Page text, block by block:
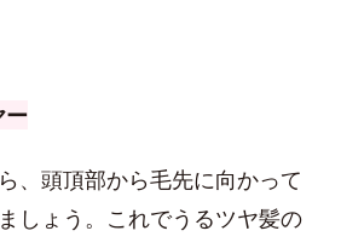
、頭頂部から毛先に向かって
しょう。これでうるツヤ髪の